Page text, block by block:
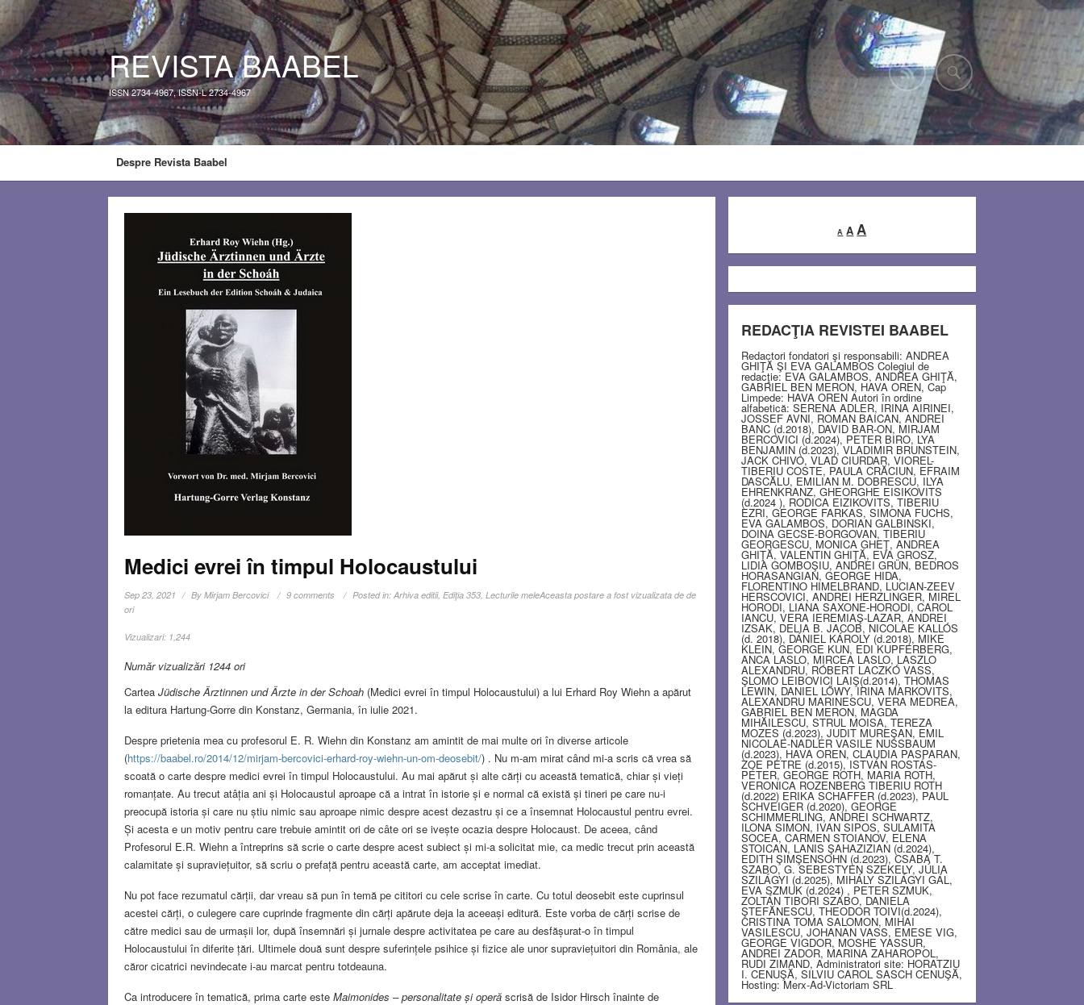
REVISTA BAABEL
ISSN 2734-4967, ISSN-L 2734-4967
Despre Revista Baabel
Medici evrei în timpul Holocaustului
Sep 23, 2021 ByMirjam Bercovici 9 comments Posted in:Arhiva editii,Ediţia 353,Lecturile meleAceasta postare a fost vizualizata de de
ori
Vizualizari: 1,244
Număr vizualizări 1244 ori
CarteaJüdische Ärztinnen und Ärzte in der Schoah (Medici evrei în timpul Holocaustului) a lui Erhard Roy Wiehn a apărut
la editura Hartung-Gorre din Konstanz, Germania, în iulie 2021.
Despre prietenia mea cu profesorul E. R. Wiehn din Konstanz am amintit de mai multe ori în diverse articole
(https://baabel.ro/2014/12/mirjam-bercovici-erhard-roy-wiehn-un-om-deosebit/) . Nu m-am mirat când mi-a scris că vrea să
scoată o carte despre medici evrei în timpul Holocaustului. Au mai apărut și alte cărți cu această tematică, chiar și vieți
romanțate. Au trecut atâția ani și Holocaustul aproape că a intrat în istorie și e normal că există și tineri pe care nu-i
preocupă istoria și care nu știu nimic sau aproape nimic despre acest dezastru și ce a însemnat Holocaustul pentru evrei.
Și acesta e un motiv pentru care trebuie amintit ori de câte ori se ivește ocazia despre Holocaust. De aceea, când
Profesorul E.R. Wiehn a întreprins să scrie o carte despre acest subiect și mi-a solicitat mie, ca medic trecut prin această
calamitate și supraviețuitor, să scriu o prefață pentru această carte, am acceptat imediat.
Nu pot face rezumatul cărții, dar vreau să pun în temă pe cititori cu cele scrise în carte. Cu totul deosebit este cuprinsul
acestei cărți, o culegere care cuprinde fragmente din cărți apărute deja la aceeași editură. Este vorba de cărți scrise de
către medici sau de urmașii lor, după însemnări și jurnale despre activitatea pe care au desfășurat-o în timpul
Holocaustului în diferite țări. Ultimele două sunt despre suferințele psihice și fizice ale unor supraviețuitori din România, ale
căror cicatrici nevindecate i-au marcat pentru totdeauna.
Ca introducere în tematică, prima carte esteMaimonides – personalitate și operă scrisă de Isidor Hirsch înainte de
A
Decrease
font
A Reset
AIncrease
font
REDACŢIA REVISTEI BAABEL
Redactori fondatori şi responsabili: ANDREA
GHIŢĂ ŞI EVA GALAMBOS Colegiul de
redacţie: EVA GALAMBOS, ANDREA GHIŢĂ,
GABRIEL BEN MERON, HAVA OREN, Cap
Limpede: HAVA OREN Autori în ordine
alfabetică: SERENA ADLER, IRINA AIRINEI,
JOSSEF AVNI, ROMAN BAICAN, ANDREI
BANC (d.2018), DAVID BAR-ON, MIRJAM
BERCOVICI (d.2024), PETER BIRO, LYA
BENJAMIN (d.2023), VLADIMIR BRUNSTEIN,
JACK CHIVO, VLAD CIURDAR, VIOREL-
TIBERIU COSTE, PAULA CRĂCIUN, EFRAIM
DASCĂLU, EMILIAN M. DOBRESCU, ILYA
EHRENKRANZ, GHEORGHE EISIKOVITS
(d.2024 ), RODICA EIZIKOVITS, TIBERIU
EZRI, GEORGE FARKAS, SIMONA FUCHS,
EVA GALAMBOS, DORIAN GALBINSKI,
DOINA GECSE-BORGOVAN, TIBERIU
GEORGESCU, MONICA GHEŢ, ANDREA
GHIŢĂ, VALENTIN GHIŢĂ, EVA GROSZ,
LIDIA GOMBOŞIU, ANDREI GRÜN, BEDROS
HORASANGIAN, GEORGE HIDA,
FLORENTINO HIMELBRAND, LUCIAN-ZEEV
HERSCOVICI, ANDREI HERZLINGER, MIREL
HORODI, LIANA SAXONE-HORODI, CAROL
IANCU, VERA IEREMIAŞ-LAZAR, ANDREI
IZSAK, DELIA B. JACOB, NICOLAE KALLÓS
(d. 2018), DÁNIEL KÁROLY (d.2018), MIKE
KLEIN, GEORGE KUN, EDI KUPFERBERG,
ANCA LASLO, MIRCEA LASLO, LASZLO
ALEXANDRU, RÓBERT LACZKÓ VASS,
ŞLOMO LEIBOVICI LAIŞ(d.2014), THOMAS
LEWIN, DANIEL LŐWY, IRINA MARKOVITS,
ALEXANDRU MARINESCU, VERA MEDREA,
GABRIEL BEN MERON, MAGDA
MIHĂILESCU, STRUL MOISA, TEREZA
MOZES (d.2023), JUDIT MUREŞAN, EMIL
NICOLAE-NADLER VASILE NUSSBAUM
(d.2023), HAVA OREN, CLAUDIA PASPARAN,
ZOE PETRE (d.2015), ISTVÁN ROSTÁS-
PÉTER, GEORGE ROTH, MARIA ROTH,
VERONICA ROZENBERG TIBERIU ROTH
(d.2022) ERIKA SCHAFFER (d.2023), PAUL
SCHVEIGER (d.2020), GEORGE
SCHIMMERLING, ANDREI SCHWARTZ,
ILONA SIMON, IVAN SIPOS, SULAMITA
SOCEA, CARMEN STOIANOV, ELENA
STOICAN, LANIS ŞAHAZIZIAN (d.2024),
EDITH ŞIMŞENSOHN (d.2023), CSABA T.
SZABO, G. SEBESTYEN SZEKELY, JÚLIA
SZILÁGYI (d.2025), MIHÁLY SZILÁGYI GÁL,
EVA SZMUK (d.2024) , PETER SZMUK,
ZOLTÁN TIBORI SZABO, DANIELA
ŞTEFĂNESCU, THEODOR TOIVI(d.2024),
CRISTINA TOMA SALOMON, MIHAI
VASILESCU, JOHANAN VASS, EMESE VIG,
GEORGE VIGDOR, MOSHE YASSUR,
ANDREI ZADOR, MARINA ZAHAROPOL,
RUDI ZIMAND, Administratori site: HORATZIU
I. CENUŞĂ, SILVIU CAROL SASCH CENUŞĂ,
Hosting: Merx-Ad-Victoriam SRL